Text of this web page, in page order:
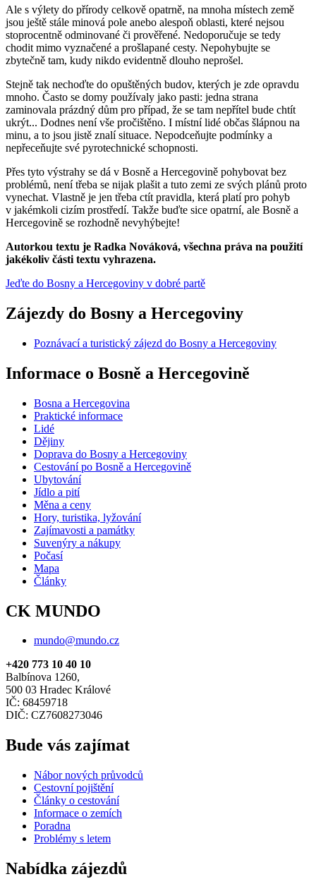
Ale s výlety do přírody celkově opatrně, na mnoha místech země
jsou ještě stále minová pole anebo alespoň oblasti, které nejsou
stoprocentně odminované či prověřené. Nedoporučuje se tedy
chodit mimo vyznačené a prošlapané cesty. Nepohybujte se
zbytečně tam, kudy nikdo evidentně dlouho neprošel.
Stejně tak nechoďte do opuštěných budov, kterých je zde opravdu
mnoho. Často se domy používaly jako pasti: jedna strana
zaminovala prázdný dům pro případ, že se tam nepřítel bude chtít
ukrýt... Dodnes není vše pročištěno. I místní lidé občas šlápnou na
minu, a to jsou jistě znalí situace. Nepodceňujte podmínky a
nepřeceňujte své pyrotechnické schopnosti.
Přes tyto výstrahy se dá v Bosně a Hercegovině pohybovat bez
problémů, není třeba se nijak plašit a tuto zemi ze svých plánů proto
vynechat. Vlastně je jen třeba ctít pravidla, která platí pro pohyb
v jakémkoli cizím prostředí. Takže buďte sice opatrní, ale Bosně a
Hercegovině se rozhodně nevyhýbejte!
Autorkou textu je Radka Nováková, všechna práva na použití
jakékoliv části textu vyhrazena.
Jeďte do Bosny a Hercegoviny v dobré partě
Zájezdy do Bosny a Hercegoviny
Poznávací a turistický zájezd do Bosny a Hercegoviny
Informace o Bosně a Hercegovině
Bosna a Hercegovina
Praktické informace
Lidé
Dějiny
Doprava do Bosny a Hercegoviny
Cestování po Bosně a Hercegovině
Ubytování
Jídlo a pití
Měna a ceny
Hory, turistika, lyžování
Zajímavosti a památky
Suvenýry a nákupy
Počasí
Mapa
Články
CK MUNDO
mundo@mundo.cz
+420 773 10 40 10
Balbínova 1260,
500 03 Hradec Králové
IČ: 68459718
DIČ: CZ7608273046
Bude vás zajímat
Nábor nových průvodců
Cestovní pojištění
Články o cestování
Informace o zemích
Poradna
Problémy s letem
Nabídka zájezdů